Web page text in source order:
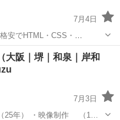
7月4日
安でHTML・CSS・
の学習を終えた方に
授業も可...
JavaScript
大阪｜堺｜和泉｜岸和
7月3日
（25年） ・映像制作 （1…